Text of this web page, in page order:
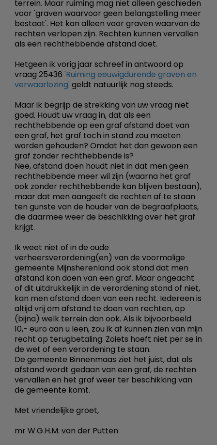
terrein. Maar ruiming mag niet alleen geschieden
voor 'graven waarvoor geen belangstelling meer
bestaat'. Het kan alleen voor graven waarvan de
rechten verlopen zijn. Rechten kunnen vervallen
als een rechthebbende afstand doet.
Hetgeen ik vorig jaar schreef in antwoord op
vraag 25436 'Ruiming eeuwigdurende graven en
verwaarlozing' geldt natuurlijk nog steeds.
Maar ik begrijp de strekking van uw vraag niet
goed. Houdt uw vraag in, dat als een
rechthebbende op een graf afstand doet van
een graf, het graf toch in stand zou moeten
worden gehouden? Omdat het dan gewoon een
graf zonder rechthebbende is?
Nee, afstand doen houdt niet in dat men geen
rechthebbende meer wil zijn (waarna het graf
ook zonder rechthebbende kan blijven bestaan),
maar dat men aangeeft de rechten af te staan
ten gunste van de houder van de begraafplaats,
die daarmee weer de beschikking over het graf
krijgt.
Ik weet niet of in de oude
verheersverordening(en) van de voormalige
gemeente Mijnsherenland ook stond dat men
afstand kon doen van een graf. Maar ongeacht
of dit uitdrukkelijk in de verordening stond of niet,
kan men afstand doen van een recht. Iedereen is
altijd vrij om afstand te doen van rechten, op
(bijna) welk terrein dan ook. Als ik bijvoorbeeld
10,- euro aan u leen, zou ik af kunnen zien van mijn
recht op terugbetaling. Zoiets hoeft niet per se in
de wet of een verordening te staan.
De gemeente Binnenmaas ziet het juist, dat als
afstand wordt gedaan van een graf, de rechten
vervallen en het graf weer ter beschikking van
de gemeente komt.
Met vriendelijke groet,
mr W.G.H.M. van der Putten